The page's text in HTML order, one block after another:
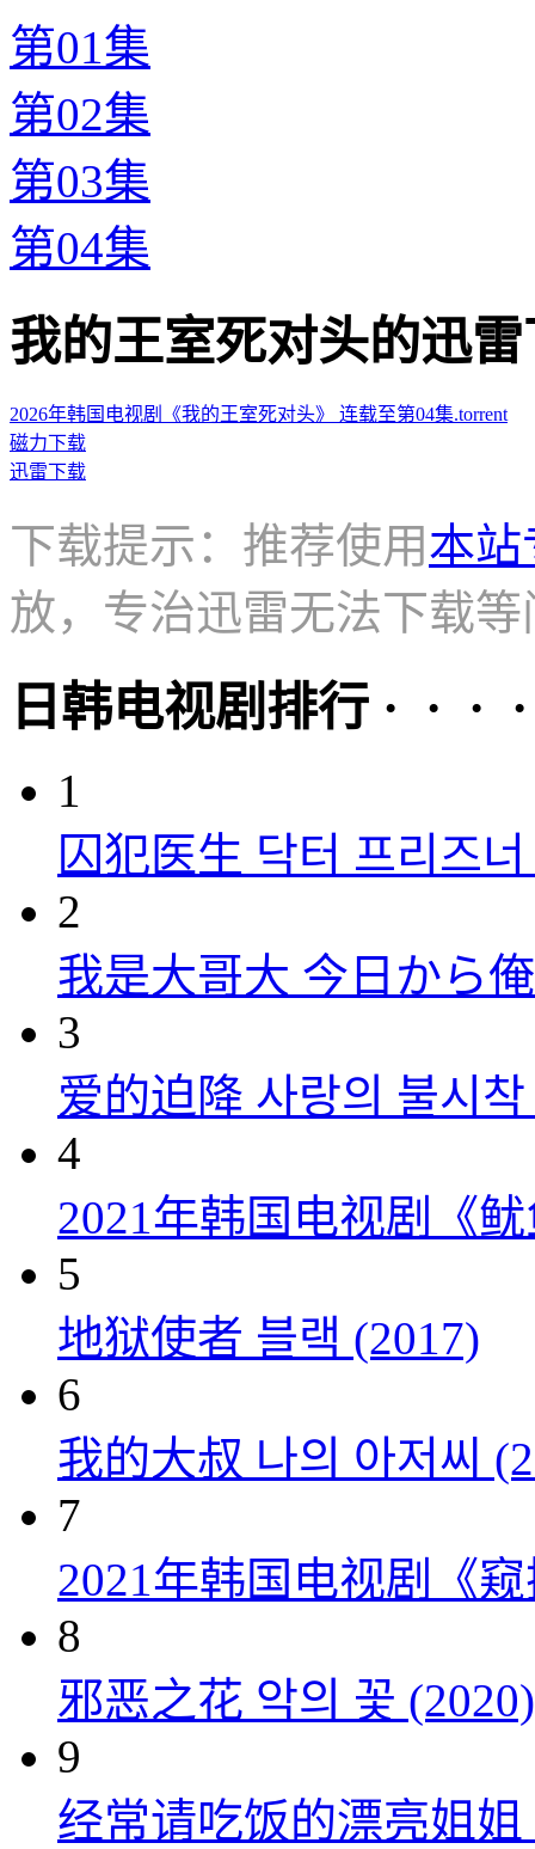
第01集
第02集
第03集
第04集
我的王室死对头的迅雷
2026年韩国电视剧《我的王室死对头》 连载至第04集.torrent
磁力下载
迅雷下载
下载提示：推荐使用本站
放，专治迅雷无法下载等
日韩电视剧排行 · · ·
1
囚犯医生 닥터 프리즈
2
我是大哥大 今日から
3
爱的迫降 사랑의 불시
4
2021年韩国电视剧《
5
地狱使者 블랙 (2017)
6
我的大叔 나의 아저씨
7
2021年韩国电视剧《
8
邪恶之花 악의 꽃 (2020)
9
经常请吃饭的漂亮姐姐